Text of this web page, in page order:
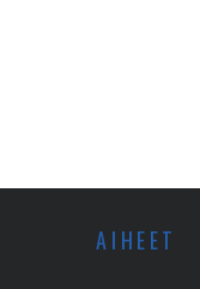
AIHEET